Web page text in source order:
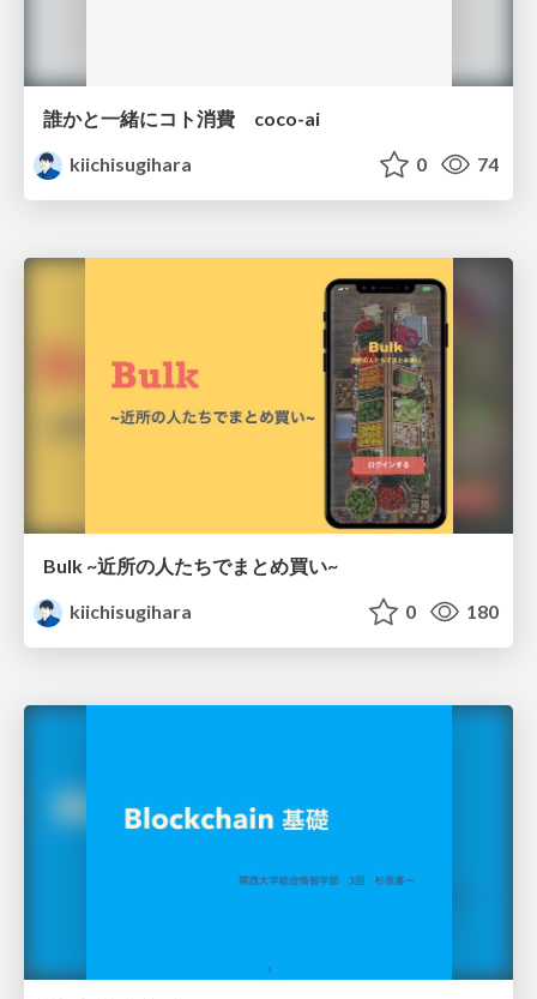
誰かと一緒にコト消費 coco-ai
kiichisugihara
0 74
Bulk ~近所の人たちでまとめ買い~
kiichisugihara
0 180